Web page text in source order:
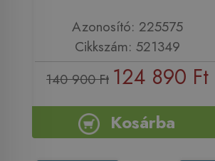
Azonosító: 225575
Cikkszám: 521349
140 900 Ft 124 890 Ft
Kosárba